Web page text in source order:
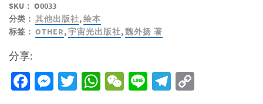
诞
节
-
务
道
的
SKU： O0033
分类： 其他出版社,绘本
标签： OTHER,宇宙光出版社,魏外扬 著
分享:
Facebook
Messenger
Twitter
WhatsApp
WeChat
LineTelegram